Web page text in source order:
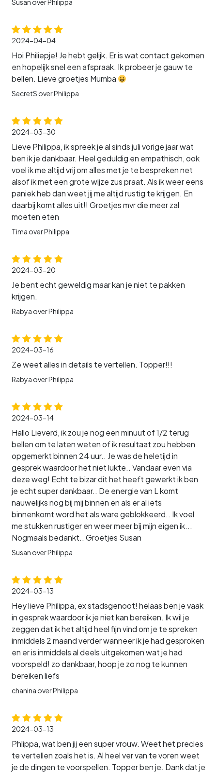
Susan over Philippa
2024-04-04
Hoi Philiepje! Je hebt gelijk. Er is wat contact gekomen
en hopelijk snel een afspraak. Ik probeer je gauw te
bellen. Lieve groetjes Mumba
SecretS over Philippa
2024-03-30
Lieve Philippa, ik spreek je al sinds juli vorige jaar wat
ben ik je dankbaar. Heel geduldig en empathisch, ook
voel ik me altijd vrij om alles met je te bespreken net
alsof ik met een grote wijze zus praat. Als ik weer eens
paniek heb dan weet jij me altijd rustig te krijgen. En
daarbij komt alles uit!! Groetjes mvr die meer zal
moeten eten
Tima over Philippa
2024-03-20
Je bent echt geweldig maar kan je niet te pakken
krijgen.
Rabya over Philippa
2024-03-16
Ze weet alles in details te vertellen. Topper!!!
Rabya over Philippa
2024-03-14
Hallo Lieverd, ik zou je nog een minuut of 1/2 terug
bellen om te laten weten of ik resultaat zou hebben
opgemerkt binnen 24 uur.. Je was de heletijd in
gesprek waardoor het niet lukte.. Vandaar even via
deze weg! Echt te bizar dit het heeft gewerkt ik ben
je echt super dankbaar.. De energie van L komt
nauwelijks nog bij mij binnen en als er al iets
binnenkomt word het als ware geblokkeerd.. Ik voel
me stukken rustiger en weer meer bij mijn eigen ik...
Nogmaals bedankt.. Groetjes Susan
Susan over Philippa
2024-03-13
Hey lieve Philippa, ex stadsgenoot! helaas ben je vaak
in gesprek waardoor ik je niet kan bereiken. Ik wil je
zeggen dat ik het altijd heel fijn vind om je te spreken
inmiddels 2 maand verder wanneer ik je had gesproken
en er is inmiddels al deels uitgekomen wat je had
voorspeld! zo dankbaar, hoop je zo nog te kunnen
bereiken liefs
chanina over Philippa
2024-03-13
Phlippa, wat ben jij een super vrouw. Weet het precies
te vertellen zoals het is. Al heel ver van te voren weet
je de dingen te voorspellen. Topper ben je. Dank dat je